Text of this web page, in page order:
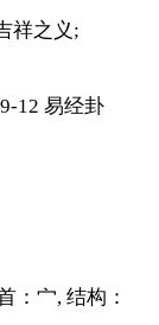
祥之义;
12 易经卦
：宀, 结构：